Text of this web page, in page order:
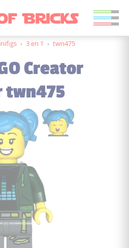
› 3 en 1 › twn475
Creator
twn475